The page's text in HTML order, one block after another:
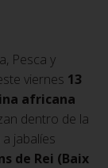
Pesca y
viernes 13
africana
dentro de la
jabalíes
de Rei (Baix